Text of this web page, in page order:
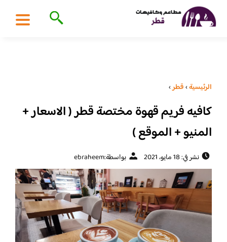
الرئيسية›قطر›
كافيه فريم قهوة مختصة قطر ( الاسعار +
المنيو + الموقع )
نشر في: 18 مايو، 2021 بواسطة:ebraheem